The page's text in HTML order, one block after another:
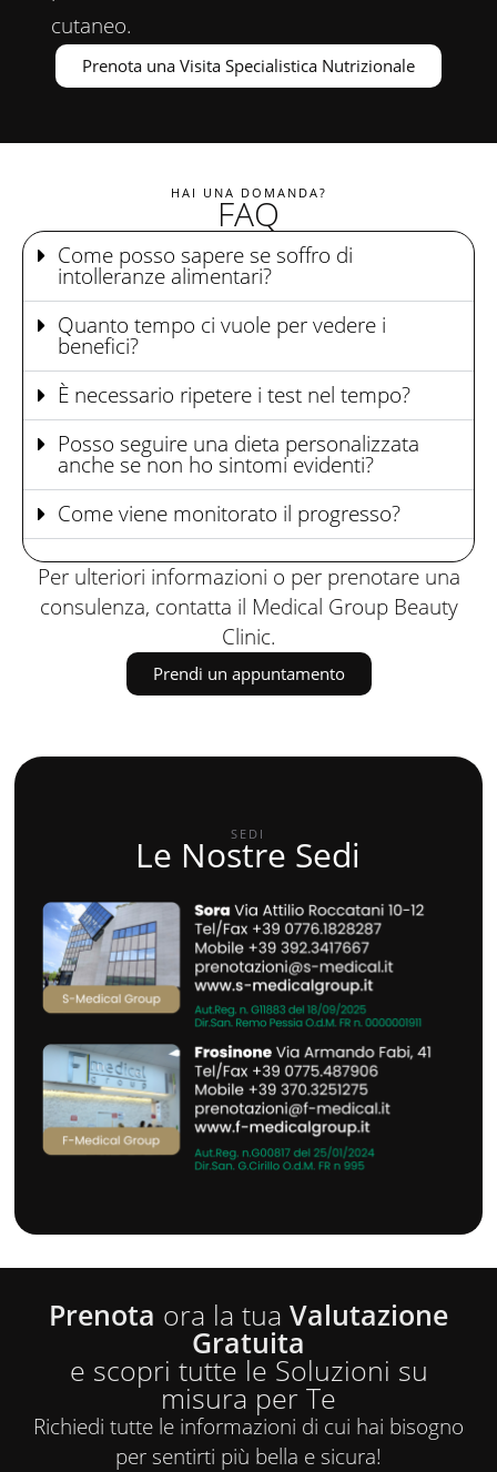
cutaneo.
Prenota una Visita Specialistica Nutrizionale
HAI UNA DOMANDA?
FAQ
Come posso sapere se soffro di
intolleranze alimentari?
Quanto tempo ci vuole per vedere i
benefici?
È necessario ripetere i test nel tempo?
Posso seguire una dieta personalizzata
anche se non ho sintomi evidenti?
Come viene monitorato il progresso?
Per ulteriori informazioni o per prenotare una
consulenza, contatta il Medical Group Beauty
Clinic.
Prendi un appuntamento
SEDI
Le Nostre Sedi
Prenota ora la tua Valutazione
Gratuita
e scopri tutte le Soluzioni su
misura per Te
Richiedi tutte le informazioni di cui hai bisogno
per sentirti più bella e sicura!